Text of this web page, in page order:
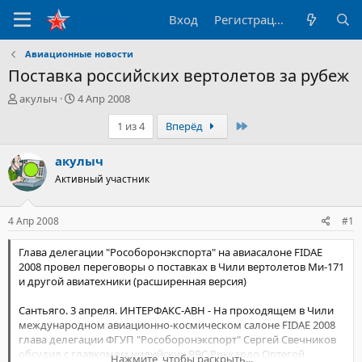
Вход Регистрация
Авиационные новости
Поставка российских вертолетов за рубеж
А
р
т
е
м
ы
акулыч
Д
н
а
ч
4 Апр 2008
1 из 4
Вперёд
акулыч
Активный участник
4 Апр 2008 #1
Глава делегации "Рособоронэкспорта" на авиасалоне FIDAE
2008 провел переговоры о поставках в Чили вертолетов Ми-171
и другой авиатехники (расширенная версия)
Сантьяго. 3 апреля. ИНТЕРФАКС-АВН - На проходящем в Чили
международном авиационно-космическом салоне FIDAE 2008
глава делегации ФГУП "Рособоронэкспорт" Сергей Свечников
обсудил с главкомом чилийских ВВС Риккардо Ортегой
Нажмите, чтобы раскрыть...